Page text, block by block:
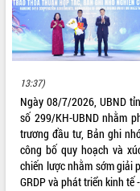
VIDEO
Không có file video nào để phát.
ALBUM ẢNH
13:37)
Ngày 08/7/2026, UBND
số 299/KH-UBND nhằm
trương đầu tư, Bản ghi
công bố quy hoạch và
chiến lược nhằm sớm giải
GRDP và phát triển kinh tế